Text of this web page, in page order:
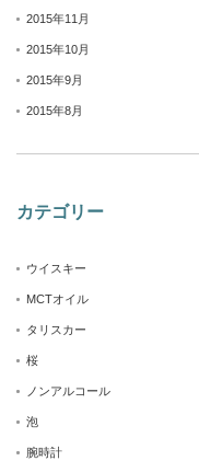
2015年11月
2015年10月
2015年9月
2015年8月
カテゴリー
ウイスキー
MCTオイル
タリスカー
桜
ノンアルコール
泡
腕時計